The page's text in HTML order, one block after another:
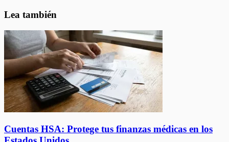
Lea también
Cuentas HSA: Protege tus finanzas médicas en los